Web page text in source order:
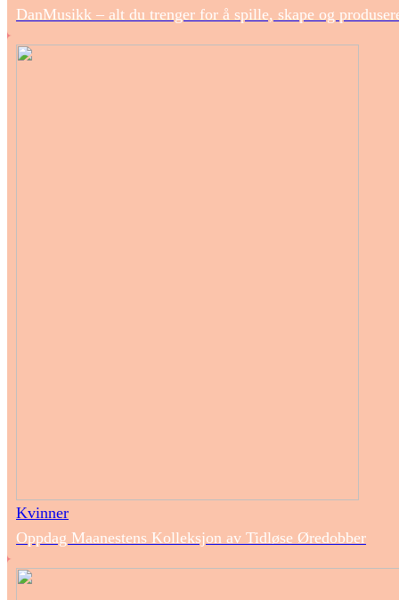
DanMusikk – alt du trenger for å spille, skape og
Kvinner
Oppdag Maanestens Kolleksjon av Tidløse Øredobber